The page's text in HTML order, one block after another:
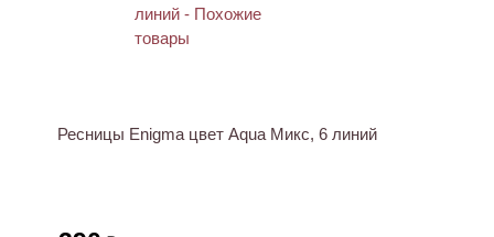
Ресницы Enigma цвет Aqua Микс, 6 линий